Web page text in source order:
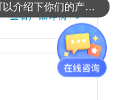
查看产品详情
你们是怎么收费的呢？